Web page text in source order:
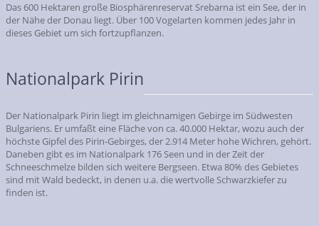
Das 600 Hektaren große Biosphärenreservat Srebarna ist ein See, der in
der Nähe der Donau liegt. Über 100 Vogelarten kommen jedes Jahr in
dieses Gebiet um sich fortzupflanzen.
Nationalpark Pirin
Der Nationalpark Pirin liegt im gleichnamigen Gebirge im Südwesten
Bulgariens. Er umfaßt eine Fläche von ca. 40.000 Hektar, wozu auch der
höchste Gipfel des Pirin-Gebirges, der 2.914 Meter hohe Wichren, gehört.
Daneben gibt es im Nationalpark 176 Seen und in der Zeit der
Schneeschmelze bilden sich weitere Bergseen. Etwa 80% des Gebietes
sind mit Wald bedeckt, in denen u.a. die wertvolle Schwarzkiefer zu
finden ist.